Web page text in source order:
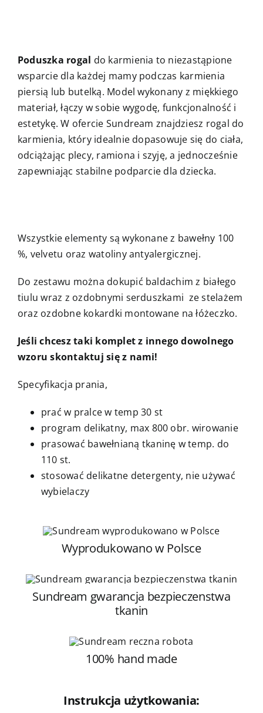
Poduszka rogal do karmienia to niezastąpione
wsparcie dla każdej mamy podczas karmienia
piersią lub butelką. Model wykonany z miękkiego
materiał, łączy w sobie wygodę, funkcjonalność i
estetykę. W ofercie Sundream znajdziesz rogal do
karmienia, który idealnie dopasowuje się do ciała,
odciążając plecy, ramiona i szyję, a jednocześnie
zapewniając stabilne podparcie dla dziecka.
Wszystkie elementy są wykonane z bawełny 100
%, velvetu oraz watoliny antyalergicznej.
Do zestawu można dokupić baldachim z białego
tiulu wraz z ozdobnymi serduszkami ze stelażem
oraz ozdobne kokardki montowane na łóżeczko.
Jeśli chcesz taki komplet z innego dowolnego
wzoru skontaktuj się z nami!
Specyfikacja prania,
prać w pralce w temp 30 st
program delikatny, max 800 obr. wirowanie
prasować bawełnianą tkaninę w temp. do
110 st.
stosować delikatne detergenty, nie używać
wybielaczy
Wyprodukowano w Polsce
Sundream gwarancja bezpieczenstwa
tkanin
100% hand made
Instrukcja użytkowania: